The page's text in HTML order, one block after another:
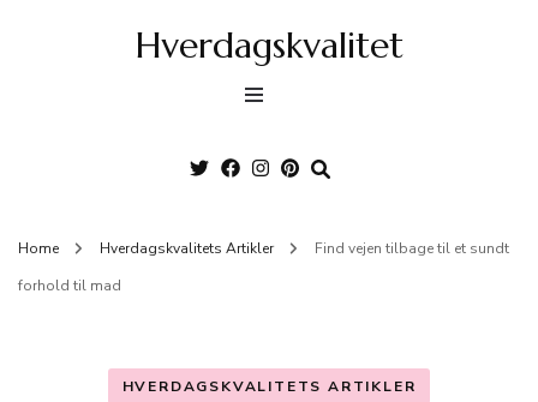
Hverdagskvalitet
Home Hverdagskvalitets Artikler
Find vejen tilbage til et sundt
forhold til mad
HVERDAGSKVALITETS ARTIKLER